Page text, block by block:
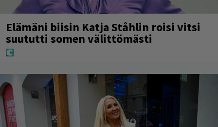
Elämäni biisin Katja Ståhlin roisi vitsi
suututti somen välittömästi